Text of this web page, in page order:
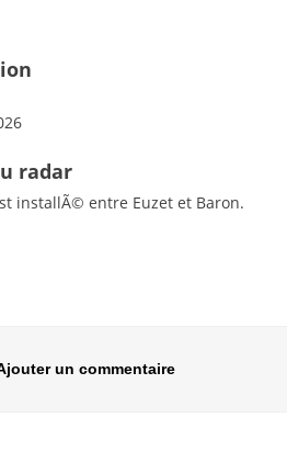
radar
installÃ© entre Euzet et Baron.
un commentaire